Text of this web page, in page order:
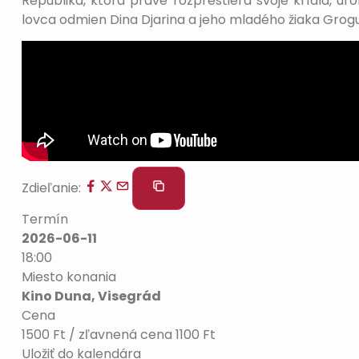
lovca odmien Dina Djarina a jeho mladého žiaka
Zdieľanie:
Termín
2026-06-11
18:00
Miesto konania
Kino Duna, Visegrád
Cena
1500 Ft / zľavnená cena 1100 Ft
Uložiť do kalendára